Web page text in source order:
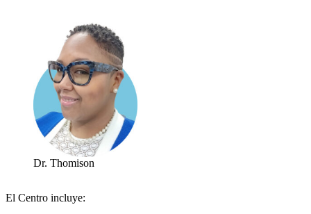
Dr. Thomison
El Centro incluye: